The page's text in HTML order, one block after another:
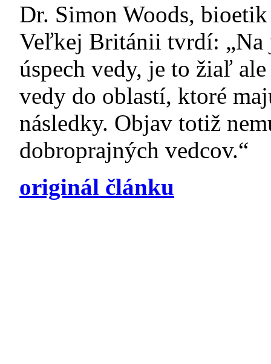
Dr. Simon Woods,
Veľkej Británii tvrdí: „Na
úspech vedy, je to žiaľ
vedy do oblastí, ktoré
následky. Objav totiž
dobroprajných vedcov.“
originál článku